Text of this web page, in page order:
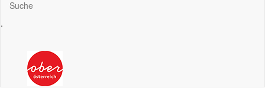
Suche
.